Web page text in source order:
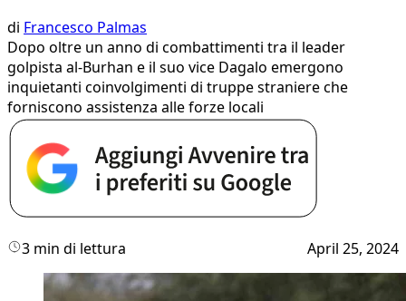
di Francesco Palmas
Dopo oltre un anno di combattimenti tra il leader
golpista al-Burhan e il suo vice Dagalo emergono
inquietanti coinvolgimenti di truppe straniere che
forniscono assistenza alle forze locali
3 min di lettura April 25, 2024